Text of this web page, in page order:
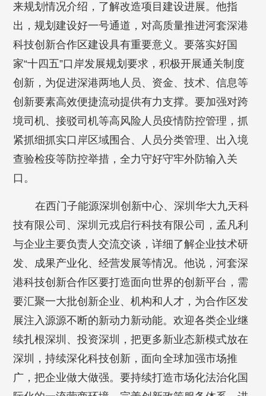
来规划情况介绍，了解改造项目建设进展。他指
出，规划建设好一号通道，对高质量推进河套深港
科技创新合作区建设具有重要意义。要落实好国
家“十四五”口岸发展规划要求，积极开展通关制度
创新，为促进深港两地人员、资金、技术、信息等
创新要素高效便捷流动提供有力支撑。要加强对跨
境司机、接驳司机等高风险人员疫情防控管理，抓
紧抓细抓实口岸区域围合、人员分类管理、出入境
查验检疫等防控举措，全力守好守牢外防输入关
口。
在西门子能源深圳创新中心、深圳华大九天科
技有限公司、深圳元戎启行科技有限公司，孟凡利
与企业主要负责人交流交谈，详细了解企业技术研
发、成果产业化、经营发展等情况。他说，河套深
港科技创新合作区要打造面向世界的创新平台，需
要汇聚一大批创新企业、机构和人才，为合作区发
展注入源源不断的新动力新动能。欢迎各类企业继
续扎根深圳、投资深圳，把更多新业态新模式放在
深圳，持续深化科技创新，面向全球加强市场推
广，把企业做大做强。要持续打造市场化法治化国